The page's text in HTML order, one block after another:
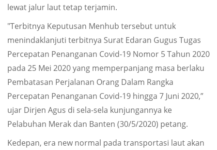
lewat jalur laut tetap terjamin.
"Terbitnya Keputusan Menhub tersebut untuk
menindaklanjuti terbitnya Surat Edaran Gugus Tugas
Percepatan Penanganan Covid-19 Nomor 5 Tahun 2020
pada 25 Mei 2020 yang memperpanjang masa berlaku
Pembatasan Perjalanan Orang Dalam Rangka
Percepatan Penanganan Covid-19 hingga 7 Juni 2020,”
ujar Dirjen Agus di sela-sela kunjungannya ke
Pelabuhan Merak dan Banten (30/5/2020) petang.
Kedepan, era new normal pada transportasi laut akan